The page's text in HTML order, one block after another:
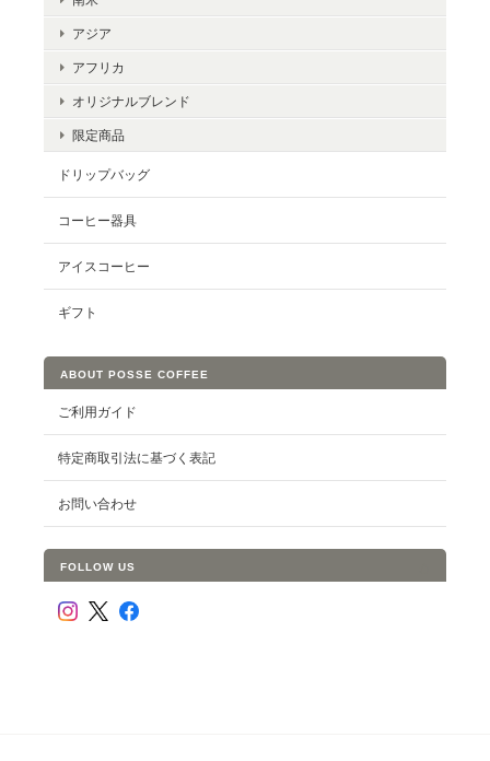
アジア
アフリカ
オリジナルブレンド
限定商品
ドリップバッグ
コーヒー器具
アイスコーヒー
ギフト
ABOUT POSSE COFFEE
ご利用ガイド
特定商取引法に基づく表記
お問い合わせ
FOLLOW US